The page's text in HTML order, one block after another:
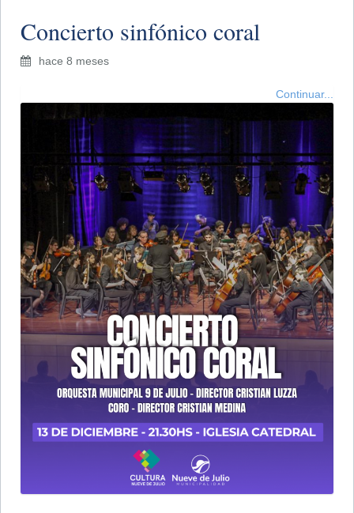
​Concierto sinfónico coral
hace 8 meses
Continuar...